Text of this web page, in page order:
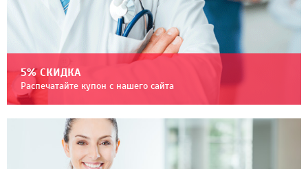
5% СКИДКА
Распечатайте купон с нашего сайта